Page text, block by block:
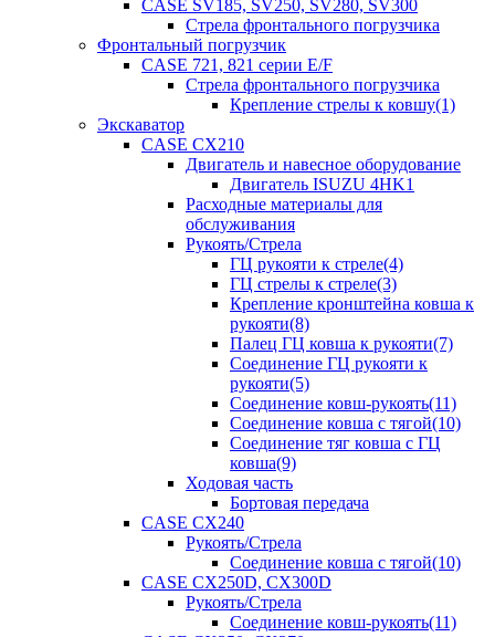
CASE SV185, SV250, SV280, SV300
Стрела фронтального погрузчика
Фронтальный погрузчик
CASE 721, 821 серии E/F
Стрела фронтального погрузчика
Крепление стрелы к ковшу(1)
Экскаватор
CASE CX210
Двигатель и навесное оборудование
Двигатель ISUZU 4HK1
Расходные материалы для
обслуживания
Рукоять/Стрела
ГЦ рукояти к стреле(4)
ГЦ стрелы к стреле(3)
Крепление кронштейна ковша к
рукояти(8)
Палец ГЦ ковша к рукояти(7)
Соединение ГЦ рукояти к
рукояти(5)
Соединение ковш-рукоять(11)
Соединение ковша с тягой(10)
Соединение тяг ковша с ГЦ
ковша(9)
Ходовая часть
Бортовая передача
CASE CX240
Рукоять/Стрела
Соединение ковша с тягой(10)
CASE CX250D, CX300D
Рукоять/Стрела
Соединение ковш-рукоять(11)